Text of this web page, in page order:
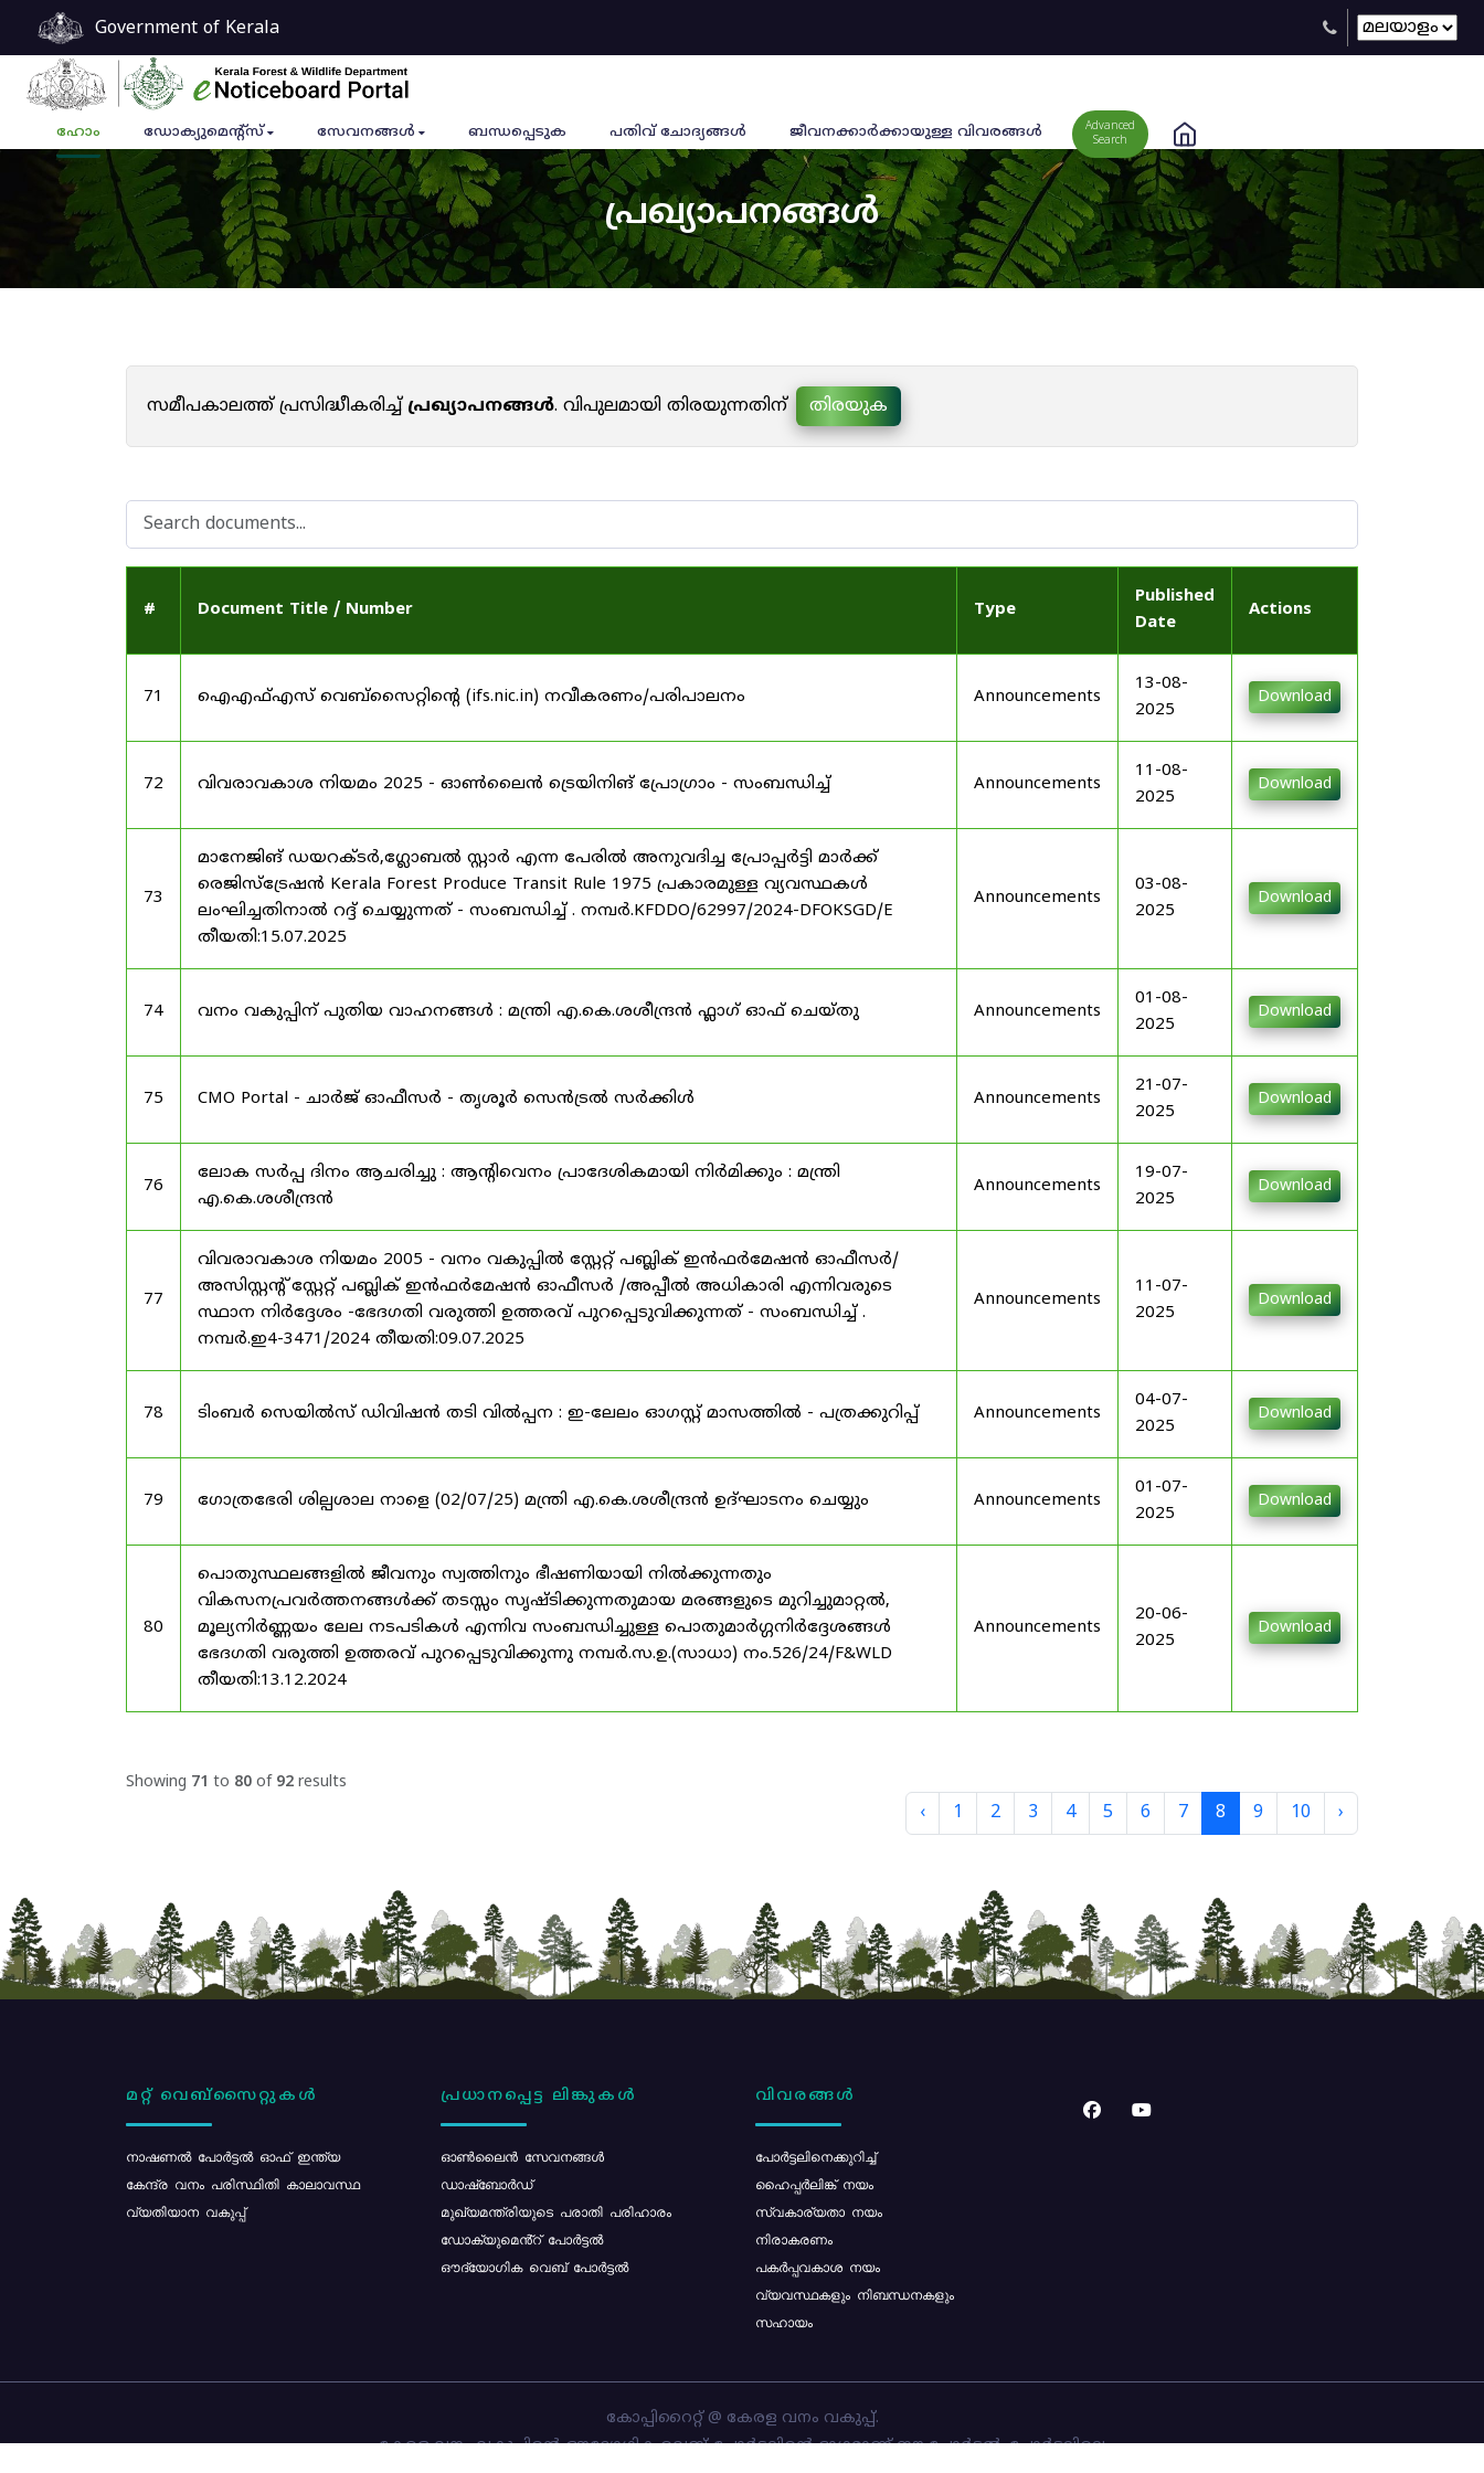
Government of Kerala
ഹോം ഡോക്യുമെൻ്റ്സ് സേവനങ്ങൾ ബന്ധപ്പെടുക പതിവ് ചോദ്യങ്ങൾ ജീവനക്കാര്‍ക്കായുള്ള വിവരങ്ങള്‍
Advanced
Search
പ്രഖ്യാപനങ്ങൾ
സമീപകാലത്ത് പ്രസിദ്ധീകരിച്ച്പ്രഖ്യാപനങ്ങൾ. വിപുലമായി തിരയുന്നതിന് തിരയുക
# Document Title / Number Type
Published
Date
Actions
71 ഐഎഫ്എസ് വെബ്‌സൈറ്റിന്റെ (ifs.nic.in) നവീകരണം/പരിപാലനം Announcements
13-08-
2025
Download
72 വിവരാവകാശ നിയമം 2025 - ഓൺലൈൻ ട്രെയിനിങ് പ്രോഗ്രാം - സംബന്ധിച്ച് Announcements
11-08-
2025
Download
73
മാനേജിങ് ഡയറക്ടർ,ഗ്ലോബൽ സ്റ്റാർ എന്ന പേരിൽ അനുവദിച്ച പ്രോപ്പർട്ടി മാർക്ക്
രെജിസ്ട്രേഷൻ Kerala Forest Produce Transit Rule 1975 പ്രകാരമുള്ള വ്യവസ്ഥകൾ
ലംഘിച്ചതിനാൽ റദ്ദ് ചെയ്യുന്നത് - സംബന്ധിച്ച് . നമ്പർ.KFDDO/62997/2024-DFOKSGD/E
തീയതി:15.07.2025
Announcements
03-08-
2025
Download
74 വനം വകുപ്പിന് പുതിയ വാഹനങ്ങൾ : മന്ത്രി എ.കെ.ശശീന്ദ്രൻ ഫ്ലാഗ് ഓഫ് ചെയ്തു Announcements
01-08-
2025
Download
75 CMO Portal - ചാർജ് ഓഫീസർ - തൃശൂർ സെൻട്രൽ സർക്കിൾ Announcements
21-07-
2025
Download
76
ലോക സർപ്പ ദിനം ആചരിച്ചു : ആന്റിവെനം പ്രാദേശികമായി നിർമിക്കും : മന്ത്രി
എ.കെ.ശശീന്ദ്രൻ
Announcements
19-07-
2025
Download
77
വിവരാവകാശ നിയമം 2005 - വനം വകുപ്പിൽ സ്റ്റേറ്റ് പബ്ലിക് ഇൻഫർമേഷൻ ഓഫീസർ/
അസിസ്റ്റന്റ് സ്റ്റേറ്റ് പബ്ലിക് ഇൻഫർമേഷൻ ഓഫീസർ /അപ്പീൽ അധികാരി എന്നിവരുടെ
സ്ഥാന നിർദ്ദേശം -ഭേദഗതി വരുത്തി ഉത്തരവ് പുറപ്പെടുവിക്കുന്നത് - സംബന്ധിച്ച് .
നമ്പർ.ഇ4-3471/2024 തീയതി:09.07.2025
Announcements
11-07-
2025
Download
78 ടിംബർ സെയിൽസ് ഡിവിഷൻ തടി വിൽപ്പന : ഇ-ലേലം ഓഗസ്റ്റ് മാസത്തിൽ - പത്രക്കുറിപ്പ് Announcements
04-07-
2025
Download
79 ഗോത്രഭേരി ശില്പശാല നാളെ (02/07/25) മന്ത്രി എ.കെ.ശശീന്ദ്രൻ ഉദ്‌ഘാടനം ചെയ്യും Announcements
01-07-
2025
Download
80
പൊതുസ്ഥലങ്ങളിൽ ജീവനും സ്വത്തിനും ഭീഷണിയായി നിൽക്കുന്നതും
വികസനപ്രവർത്തനങ്ങൾക്ക് തടസ്സം സൃഷ്ടിക്കുന്നതുമായ മരങ്ങളുടെ മുറിച്ചുമാറ്റൽ,
മൂല്യനിർണ്ണയം ലേല നടപടികൾ എന്നിവ സംബന്ധിച്ചുള്ള പൊതുമാർഗ്ഗനിർദ്ദേശങ്ങൾ
ഭേദഗതി വരുത്തി ഉത്തരവ് പുറപ്പെടുവിക്കുന്നു നമ്പർ.സ.ഉ.(സാധാ) നം.526/24/F&WLD
തീയതി:13.12.2024
Announcements
20-06-
2025
Download
Showing 71 to 80 of 92 results
‹ 1 2 3 4 5 6 7 8 9 10 ›
മറ്റ് വെബ്സൈറ്റുകൾ
നാഷണൽ പോർട്ടൽ ഓഫ് ഇന്ത്യ
കേന്ദ്ര വനം പരിസ്ഥിതി കാലാവസ്ഥ
വ്യതിയാന വകുപ്പ്
പ്രധാനപ്പെട്ട ലിങ്കുകൾ
ഓൺലൈൻ സേവനങ്ങൾ
ഡാഷ്ബോർഡ്
മുഖ്യമന്ത്രിയുടെ പരാതി പരിഹാരം
ഡോക്യുമെൻ്റ് പോർട്ടൽ
ഔദ്യോഗിക വെബ് പോർട്ടൽ
വിവരങ്ങൾ
പോര്‍ട്ടലിനെക്കുറിച്ച്
ഹൈപ്പർലിങ്ക് നയം
സ്വകാര്യതാ നയം
നിരാകരണം
പകർപ്പവകാശ നയം
വ്യവസ്ഥകളും നിബന്ധനകളും
സഹായം
കോപ്പിറൈറ്റ് @ കേരള വനം വകുപ്പ്.
കേരള വനം വകുപ്പിന്റെ ഔദ്യോഗിക വെബ്-പോർട്ടലിന്റെ ഭാഗമാണ് ഈ പോർട്ടൽ. പോർട്ടലിലെ